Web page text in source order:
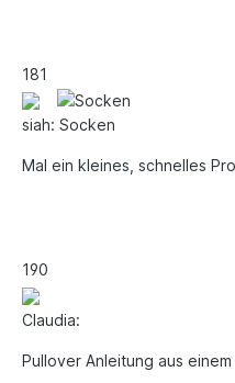
181
siah: Socken
Mal ein kleines, schnelles
190
Claudia:
Pullover Anleitung aus